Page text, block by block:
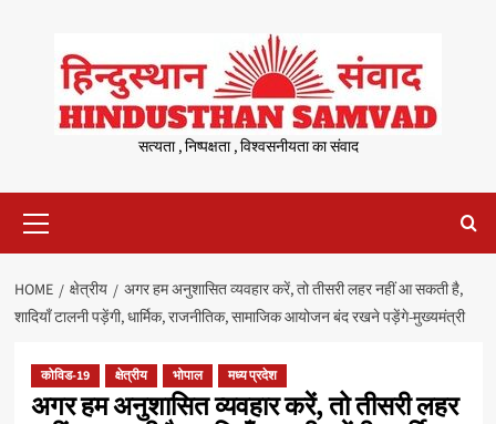
content
सत्यता , निष्पक्षता , विश्वसनीयता का संवाद
Menu
HOME क्षेत्रीय
अगर हम अनुशासित व्यवहार करें, तो तीसरी लहर नहीं आ सकती है,
शादियाँ टालनी पड़ेंगी, धार्मिक, राजनीतिक, सामाजिक आयोजन बंद रखने पड़ेंगे-मुख्यमंत्री
कोविड-19 क्षेत्रीय भोपाल मध्य प्रदेश
अगर हम अनुशासित व्यवहार करें, तो तीसरी लहर